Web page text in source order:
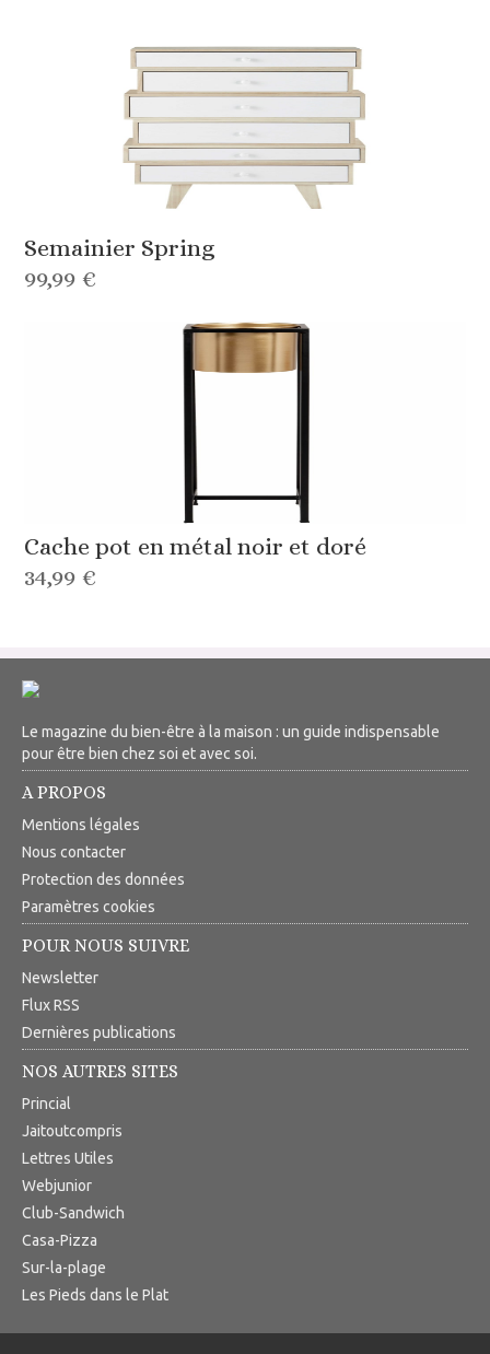
Semainier Spring
99,99 €
Cache pot en métal noir et doré
34,99 €
Le magazine du bien-être à la maison : un guide indispensable
pour être bien chez soi et avec soi.
A PROPOS
Mentions légales
Nous contacter
Protection des données
Paramètres cookies
POUR NOUS SUIVRE
Newsletter
Flux RSS
Dernières publications
NOS AUTRES SITES
Princial
Jaitoutcompris
Lettres Utiles
Webjunior
Club-Sandwich
Casa-Pizza
Sur-la-plage
Les Pieds dans le Plat